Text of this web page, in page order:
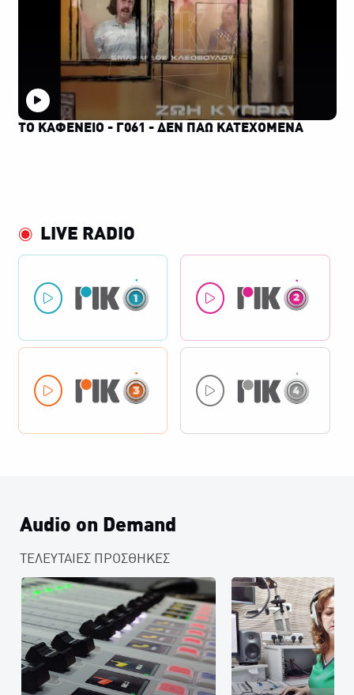
ΤΟ ΚΑΦΕΝΕΙΟ - Γ061 - ΔΕΝ ΠΑΩ ΚΑΤΕΧΟΜΕΝΑ
LIVE RADIO
Audio on Demand
ΤΕΛΕΥΤΑΙΕΣ ΠΡΟΣΘΗΚΕΣ